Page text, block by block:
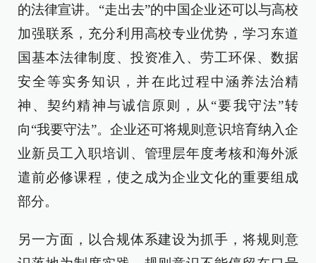
的法律宣讲。“走出去”的中国企业还可以与高校
加强联系，充分利用高校专业优势，学习东道
国基本法律制度、投资准入、劳工环保、数据
安全等实务知识，并在此过程中涵养法治精
神、契约精神与诚信原则，从“要我守法”转
向“我要守法”。企业还可将规则意识培育纳入企
业新员工入职培训、管理层年度考核和海外派
遣前必修课程，使之成为企业文化的重要组成
部分。
另一方面，以合规体系建设为抓手，将规则意